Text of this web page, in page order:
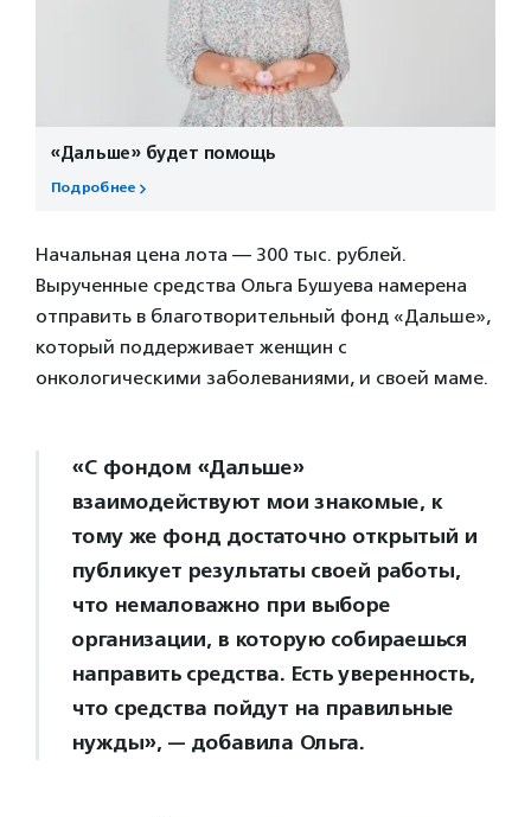
«Дальше» будет помощь
Подробнее
Начальная цена лота — 300 тыс. рублей.
Вырученные средства Ольга Бушуева намерена
отправить в благотворительный фонд «Дальше»,
который поддерживает женщин с
онкологическими заболеваниями, и своей маме.
«С фондом «Дальше»
взаимодействуют мои знакомые, к
тому же фонд достаточно открытый и
публикует результаты своей работы,
что немаловажно при выборе
организации, в которую собираешься
направить средства. Есть уверенность,
что средства пойдут на правильные
нужды», — добавила Ольга.